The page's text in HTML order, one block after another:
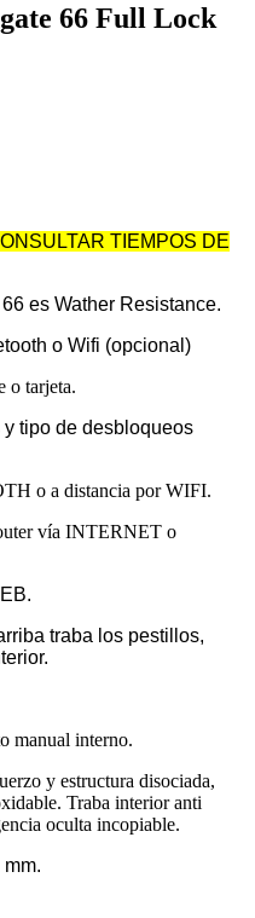
66 Full Lock
TIEMPOS DE
es Wather Resistance.
o Wifi (opcional)
o tarjeta.
tipo de desbloqueos
o a distancia por WIFI.
vía INTERNET o
traba los pestillos,
manual interno.
y estructura disociada,
Traba interior anti
oculta incopiable.